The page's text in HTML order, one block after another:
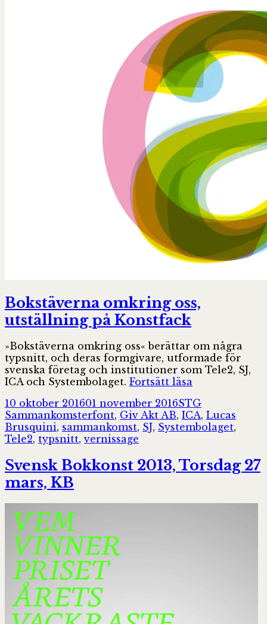
Bokstäverna omkring oss,
utställning på Konstfack
»Bokstäverna omkring oss« berättar om några
typsnitt, och deras formgivare, utformade för
svenska företag och institutioner som Tele2, SJ,
ICA och Systembolaget. Fortsätt läsa
oss,
utställning
på
Postat
10 oktober 201601 november 2016Författare
STGKategorier
SammankomsterTaggar
font, Giv Akt AB, ICA, Lucas
Brusquini, sammankomst, SJ, Systembolaget,
Tele2, typsnitt,vernissage
Svensk Bokkonst 2013, Torsdag 27
mars, KB